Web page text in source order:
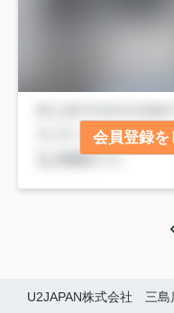
会員登録を
U2JAPAN株式会社 三島